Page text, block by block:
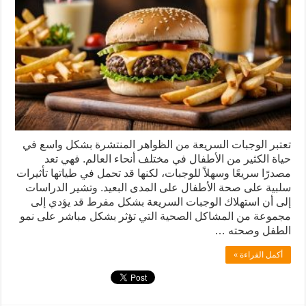
تعتبر الوجبات السريعة من الظواهر المنتشرة بشكل واسع في
حياة الكثير من الأطفال في مختلف أنحاء العالم. فهي تعد
مصدرًا سريعًا وسهلاً للوجبات، لكنها قد تحمل في طياتها تأثيرات
سلبية على صحة الأطفال على المدى البعيد. وتشير الدراسات
إلى أن استهلاك الوجبات السريعة بشكل مفرط قد يؤدي إلى
مجموعة من المشاكل الصحية التي تؤثر بشكل مباشر على نمو
الطفل وصحته …
أكمل القراءة »